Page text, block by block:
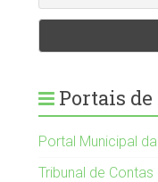
Portais
Portal Municipal
Tribunal de